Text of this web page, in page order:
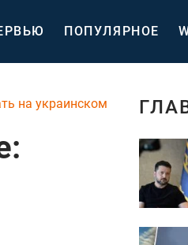
ПОПУЛЯРНОЕ
на украинском